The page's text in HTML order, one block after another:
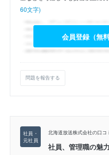
60文字)
会員登録（無
問題を報告する
北海道放送株式会社の口コ
社員、管理職の魅力